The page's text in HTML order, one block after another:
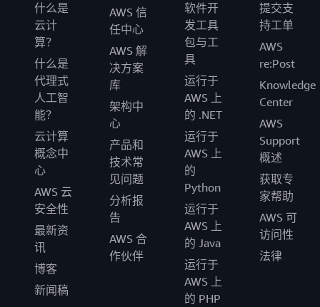
什么是
云计
算？
什么是
代理式
人工智
能？
云计算
概念中
心
AWS 云
安全性
最新资
讯
博客
新闻稿
AWS 信
任中心
AWS 解
决方案
库
架构中
心
产品和
技术常
见问题
分析报
告
AWS 合
作伙伴
软件开
发工具
包与工
具
运行于
AWS 上
的 .NET
运行于
AWS 上
的
Python
运行于
AWS 上
的 Java
运行于
AWS 上
的 PHP
提交支
持工单
AWS
re:Post
Knowledge
Center
AWS
Support
概述
获取专
家帮助
AWS 可
访问性
法律